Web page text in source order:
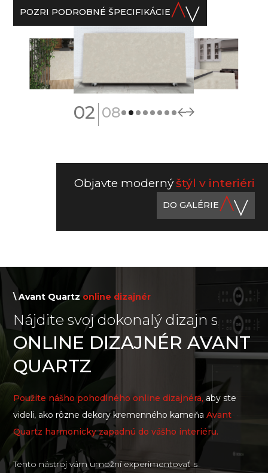
POZRI PODROBNÉ ŠPECIFIKÁCIE
02| 08
Objavte modernýštýl v interiéri
DO GALÉRIE
\ Avant Quartz online dizajnér
Nájdite svoj dokonalý dizajn s
ONLINE DIZAJNÉR AVANT
QUARTZ
Použite nášho pohodlného online dizajnéra,aby ste
videli, ako rôzne dekory kremenného kameňaAvant
Quartz harmonicky zapadnú do vášho interiéru.
Tento nástroj vám umožní experimentovať s